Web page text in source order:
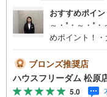
おすすめポイン
～・*・～・*
めポイント！
で、ポカポカ
す・電動シャッ
濡れません！・
ブロンズ推奨店
ハウスフリーダム 松原
5.0